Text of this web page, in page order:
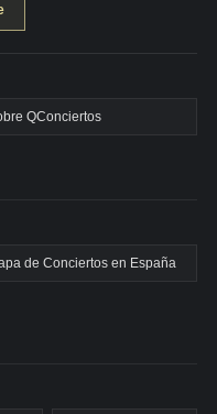
QConciertos
de Conciertos en España